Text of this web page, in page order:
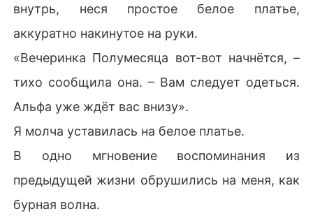
внутрь, неся простое белое платье,
аккуратно накинутое на руки.
«Вечеринка Полумесяца вот-вот начнётся, –
тихо сообщила она. – Вам следует одеться.
Альфа уже ждёт вас внизу».
Я молча уставилась на белое платье.
В одно мгновение воспоминания из
предыдущей жизни обрушились на меня, как
бурная волна.